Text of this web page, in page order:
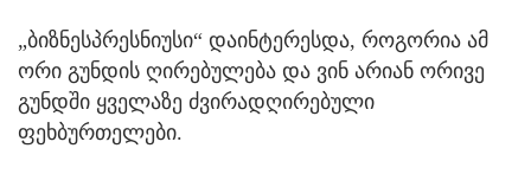
„ბიზნესპრესნიუსი“ დაინტერესდა, როგორია ამ
ორი გუნდის ღირებულება და ვინ არიან ორივე
გუნდში ყველაზე ძვირადღირებული
ფეხბურთელები.